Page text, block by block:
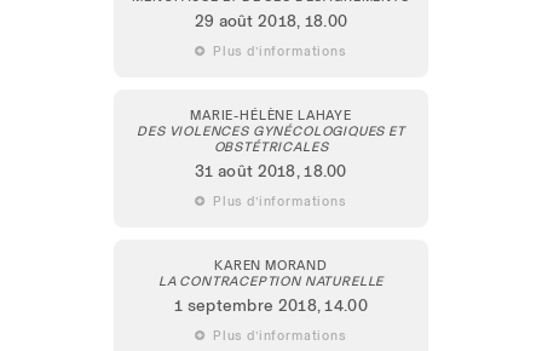
29 août 2018, 18.00
 Plus d’informations
MARIE-HÉLÈNE LAHAYE
DES VIOLENCES GYNÉCOLOGIQUES ET
OBSTÉTRICALES
31 août 2018, 18.00
 Plus d’informations
KAREN MORAND
LA CONTRACEPTION NATURELLE
1 septembre 2018, 14.00
 Plus d’informations